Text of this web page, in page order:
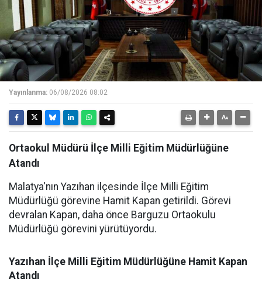
Yayınlanma: 06/08/2026 08:02
Ortaokul Müdürü İlçe Milli Eğitim Müdürlüğüne
Atandı
Malatya'nın Yazıhan ilçesinde İlçe Milli Eğitim
Müdürlüğü görevine Hamit Kapan getirildi. Görevi
devralan Kapan, daha önce Barguzu Ortaokulu
Müdürlüğü görevini yürütüyordu.
Yazıhan İlçe Milli Eğitim Müdürlüğüne Hamit Kapan
Atandı